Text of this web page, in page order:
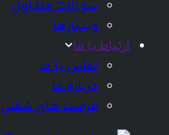
سوالات متداول
وبینارها
ارتباط با ما
تماس با ما
درباره ما
فرصت های شغلی